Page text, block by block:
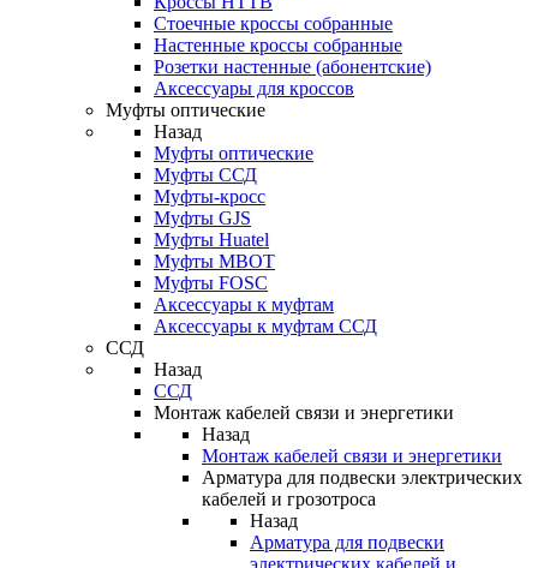
Стоечные кроссы собранные
Настенные кроссы собранные
Розетки настенные (абонентские)
Аксессуары для кроссов
Муфты оптические
Назад
Муфты оптические
Муфты ССД
Муфты-кросс
Муфты GJS
Муфты Huatel
Муфты МВОТ
Муфты FOSC
Аксессуары к муфтам
Аксессуары к муфтам ССД
ССД
Назад
ССД
Монтаж кабелей связи и энергетики
Назад
Монтаж кабелей связи и энергетики
Арматура для подвески электрических
кабелей и грозотроса
Назад
Арматура для подвески
электрических кабелей и